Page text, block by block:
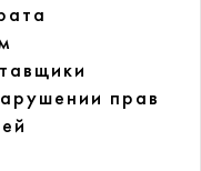
прав